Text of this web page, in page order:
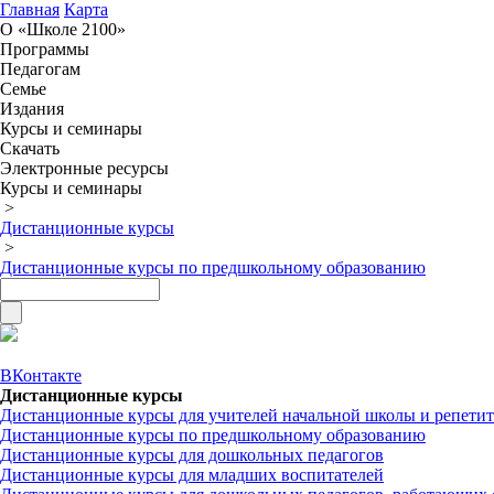
Главная Карта
О «Школе 2100»
Программы
Педагогам
Семье
Издания
Курсы и семинары
Скачать
Электронные ресурсы
Курсы и семинары
>
Дистанционные курсы
>
Дистанционные курсы по предшкольному образованию
ВКонтакте
Дистанционные курсы
Дистанционные курсы для учителей начальной школы и
Дистанционные курсы по предшкольному образованию
Дистанционные курсы для дошкольных педагогов
Дистанционные курсы для младших воспитателей